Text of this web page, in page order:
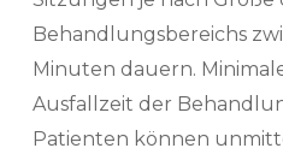
Behandlungsbereichs
Minuten dauern.
Ausfallzeit der
Patienten können